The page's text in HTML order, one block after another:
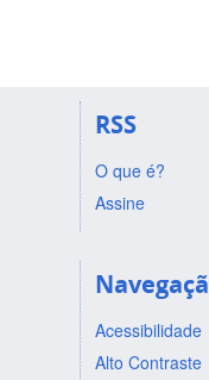
RSS
O que é?
Assine
Acessibilidade
Alto Contraste